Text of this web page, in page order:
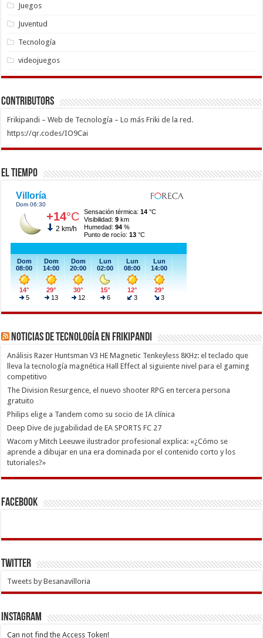
Juegos
Juventud
Tecnología
videojuegos
Contributors
Frikipandi – Web de Tecnología – Lo más Friki de la red.
https://qr.codes/IO9Cai
El Tiempo
Noticias de Tecnología en Frikipandi
Análisis Razer Huntsman V3 HE Magnetic Tenkeyless 8KHz: el teclado que
lleva la tecnología magnética Hall Effect al siguiente nivel para el gaming
competitivo
The Division Resurgence, el nuevo shooter RPG en tercera persona
gratuito
Philips elige a Tandem como su socio de IA clínica
Deep Dive de jugabilidad de EA SPORTS FC 27
Wacom y Mitch Leeuwe ilustrador profesional explica: «¿Cómo se
aprende a dibujar en una era dominada por el contenido corto y los
tutoriales?»
Facebook
Twitter
Tweets by Besanavilloria
INSTAGRAM
Can not find the Access Token!